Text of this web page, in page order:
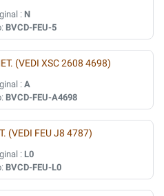
: N
BVCD-FEU-5
(VEDI XSC 2608 4698)
: A
BVCD-FEU-A4698
(VEDI FEU J8 4787)
: L0
BVCD-FEU-L0